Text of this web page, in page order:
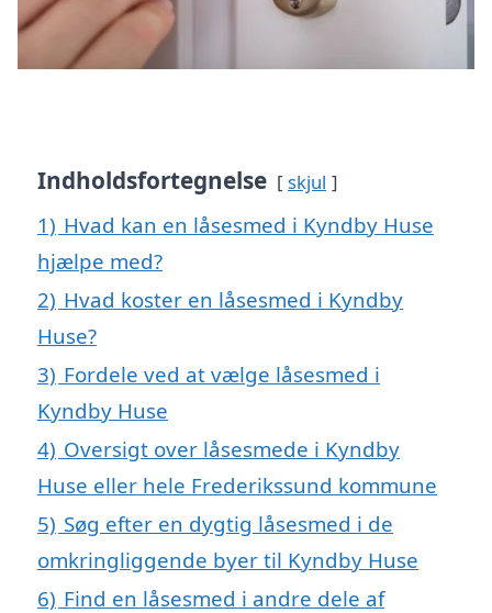
Indholdsfortegnelse skjul
1) Hvad kan en låsesmed i Kyndby Huse
hjælpe med?
2) Hvad koster en låsesmed i Kyndby
Huse?
3) Fordele ved at vælge låsesmed i
Kyndby Huse
4) Oversigt over låsesmede i Kyndby
Huse eller hele Frederikssund kommune
5) Søg efter en dygtig låsesmed i de
omkringliggende byer til Kyndby Huse
6) Find en låsesmed i andre dele af